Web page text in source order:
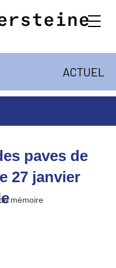
ACTUEL
mémoire
paves de
27 janvier